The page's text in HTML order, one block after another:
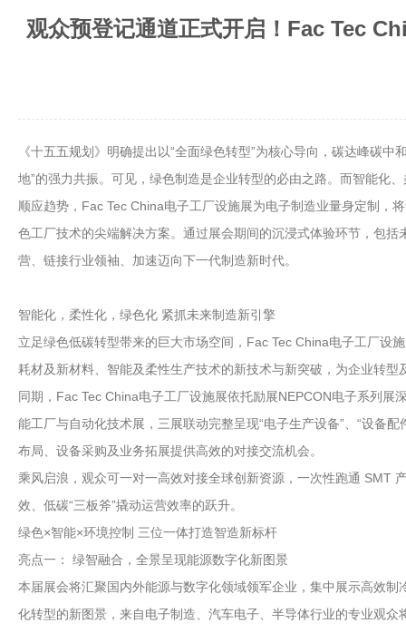
观众预登记通道正式开启！Fac Tec
《十五五规划》明确提出以“全面绿色转型”为核心导向，碳达峰碳
地”的强力共振。可见，绿色制造是企业转型的必由之路。而智能化
顺应趋势，Fac Tec China电子工厂设施展为电子制造业量身定制，
色工厂技术的尖端解决方案。通过展会期间的沉浸式体验环节，包
营、链接行业领袖、加速迈向下一代制造新时代。
智能化，柔性化，绿色化 紧抓未来制造新引擎
立足绿色低碳转型带来的巨大市场空间，Fac Tec China电子工厂设
耗材及新材料、智能及柔性生产技术的新技术与新突破，为企业转型
同期，Fac Tec China电子工厂设施展依托励展NEPCON电子系列
能工厂与自动化技术展，三展联动完整呈现“电子生产设备”、“设备
布局、设备采购及业务拓展提供高效的对接交流机会。
乘风启浪，观众可一对一高效对接全球创新资源，一次性跑通 SMT
效、低碳“三板斧”撬动运营效率的跃升。
绿色×智能×环境控制 三位一体打造智造新标杆
亮点一： 绿智融合，全景呈现能源数字化新图景
本届展会将汇聚国内外能源与数字化领域领军企业，集中展示高效
化转型的新图景，来自电子制造、汽车电子、半导体行业的专业观